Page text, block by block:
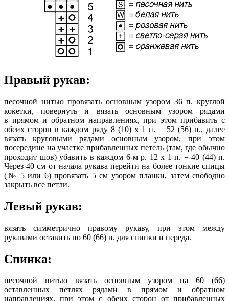
Правый рукав:
песочной нитью провязать основным узором 36 п. круглой
кокетки, повернуть и вязать основным узором рядами
в прямом и обратном направлениях, при этом прибавить с
обеих сторон в каждом ряду 8 (10) х 1 п. = 52 (56) п., далее
вязать круговыми рядами основным узором, при этом
посередине на участке прибавленных петель (там, где обычно
проходит шов) убавить в каждом 6-м р. 12 х 1 п. = 40 (44) п.
Через 40 см от начала рукава перейти на более тонкие спицы
(№ 5 или 6) провязать 5 см узором планки, затем свободно
закрыть все петли.
Левый рукав:
вязать симметрично правому рукаву, при этом между
рукавами оставить по 60 (66) п. для спинки и переда.
Спинка:
песочной нитью вязать основным узором на 60 (66)
оставленных петлях рядами в прямом и обратном
направлениях, при этом с обеих сторон от прибавленных